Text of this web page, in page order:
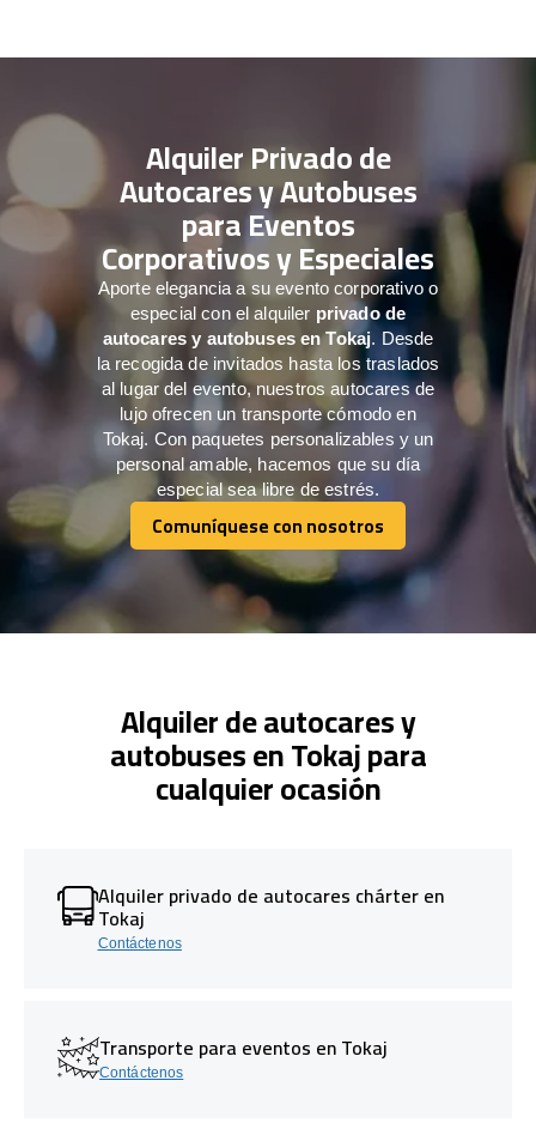
Alquiler Privado de
Autocares y Autobuses
para Eventos
Corporativos y Especiales
Aporte elegancia a su evento corporativo o
especial con el alquiler privado de
autocares y autobuses en Tokaj. Desde
la recogida de invitados hasta los traslados
al lugar del evento, nuestros autocares de
lujo ofrecen un transporte cómodo en
Tokaj. Con paquetes personalizables y un
personal amable, hacemos que su día
especial sea libre de estrés.
Comuníquese con nosotros
Comuníquese con nosotros
Alquiler de autocares y
autobuses en Tokaj para
cualquier ocasión
Alquiler privado de autocares chárter en
Tokaj
Contáctenos
Transporte para eventos en Tokaj
Contáctenos